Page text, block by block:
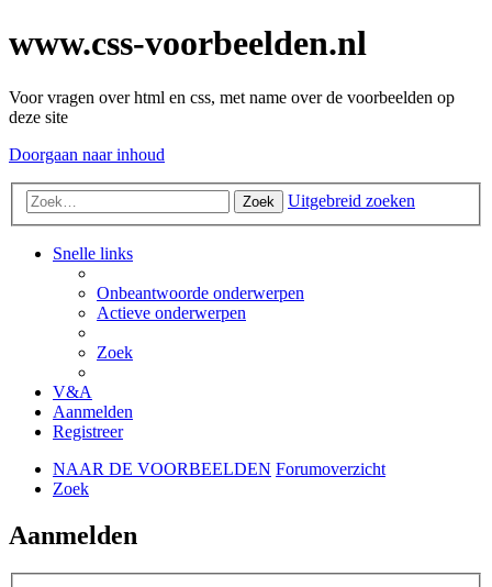
www.css-voorbeelden.nl
Voor vragen over html en css, met name over de voorbeelden op
deze site
Doorgaan naar inhoud
Zoek Uitgebreid zoeken
Snelle links
Onbeantwoorde onderwerpen
Actieve onderwerpen
Zoek
V&A
Aanmelden
Registreer
NAAR DE VOORBEELDEN Forumoverzicht
Zoek
Aanmelden